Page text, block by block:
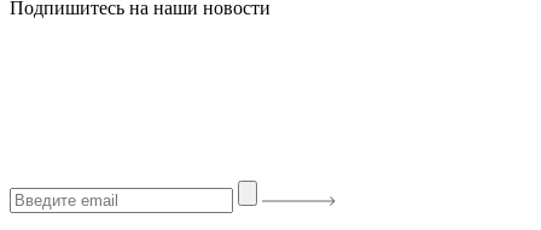
Подпишитесь на наши новости